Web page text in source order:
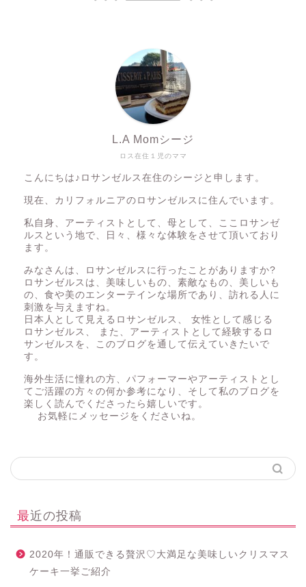
ロス在住１児のママ
L.A Momシージ
こんにちは♪ロサンゼルス在住のシージと申します。
現在、カリフォルニアのロサンゼルスに住んでいます。
私自身、アーティストとして、母として、ここロサンゼ
ルスという地で、日々、様々な体験をさせて頂いており
ます。
みなさんは、ロサンゼルスに行ったことがありますか?
ロサンゼルスは、美味しいもの、素敵なもの、美しいも
の、食や美のエンターテインな場所であり、訪れる人に
刺激を与えますね。
日本人として見えるロサンゼルス、 女性として感じる
ロサンゼルス、 また、アーティストとして経験するロ
サンゼルスを、このブログを通して伝えていきたいで
す。
海外生活に憧れの方、パフォーマーやアーティストとし
てご活躍の方々の何か参考になり、そして私のブログを
楽しく読んでくださったら嬉しいです。
お気軽にメッセージをくださいね。
最近の投稿
2020年！通販できる贅沢♡大満足な美味しいクリスマス
ケーキ一挙ご紹介